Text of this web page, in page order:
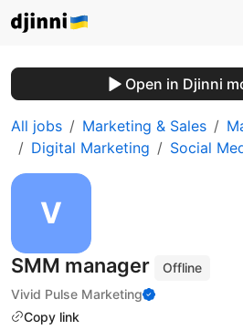
Open in Djinni
All jobs Marketing & Sales
Digital Marketing
Social
SMM manager
Offline
Vivid Pulse Marketing
Copy link